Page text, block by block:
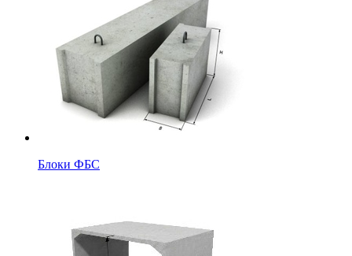
Блоки ФБС